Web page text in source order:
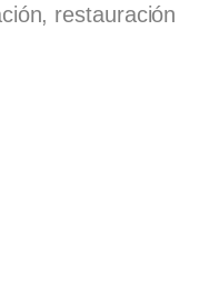
restauración